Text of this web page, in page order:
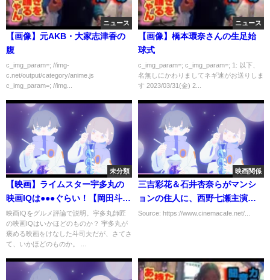
ニュース
【画像】元AKB・大家志津香の
腹
c_img_param=; //img-
c.net/output/category/anime.js
c_img_param=; //img...
ニュース
【画像】橋本環奈さんの生足始
球式
c_img_param=; c_img_param=; 1: 以下、
名無しにかわりましてネギ速がお送りしま
す 2023/03/31(金) 2...
未分類
【映画】ライムスター宇多丸の
映画IQは●●●ぐらい！【岡田斗司
夫切り抜き】
映画IQをグルメ評論で説明。宇多丸師匠
の映画IQはいかほどのものか？ 宇多丸が
褒める映画をけなした斗司夫だが、さてさ
て、いかほどのものか。 ...
映画関係
三吉彩花＆石井杏奈らがマンシ
ョンの住人に、西野七瀬主演
「言霊荘」新キャスト
Source: https://www.cinemacafe.net/...